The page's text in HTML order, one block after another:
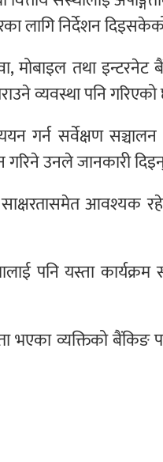
लागि निर्देशन
मोबाइल तथा इन्टरनेट
व्यवस्था पनि
गर्न सर्वेक्षण
गरिने उनले जानकारी
साक्षरतासमेत आवश्यक
पनि यस्ता कार्यक्रम
भएका व्यक्तिको बैंकिङ